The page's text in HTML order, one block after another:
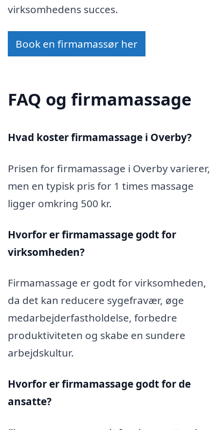
virksomhedens succes.
Book en firmamassør her
FAQ og firmamassage
Hvad koster firmamassage i Overby?
Prisen for firmamassage i Overby varierer,
men en typisk pris for 1 times massage
ligger omkring 500 kr.
Hvorfor er firmamassage godt for
virksomheden?
Firmamassage er godt for virksomheden,
da det kan reducere sygefravær, øge
medarbejderfastholdelse, forbedre
produktiviteten og skabe en sundere
arbejdskultur.
Hvorfor er firmamassage godt for de
ansatte?